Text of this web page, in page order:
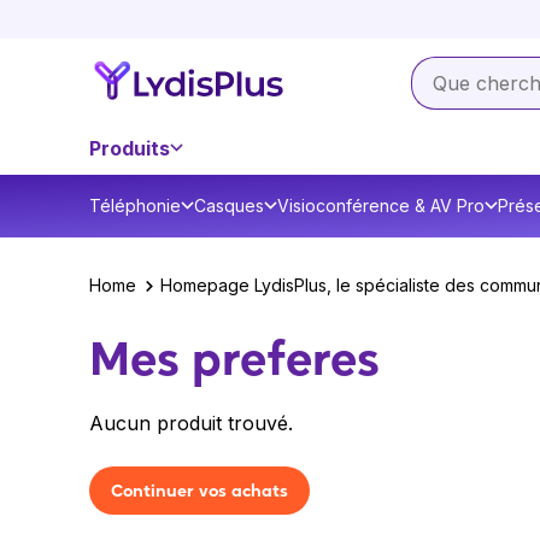
Produits
Téléphonie Casques Visioconférence & AV Pro
Home Homepage LydisPlus, le spécialiste des
Mes preferes
Aucun produit trouvé.
Continuer vos achats